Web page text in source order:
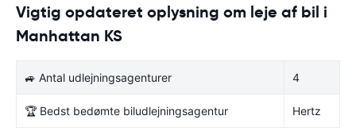
Vigtig opdateret oplysning om leje af bil i
Manhattan KS
🚙 Antal udlejningsagenturer 4
🏆 Bedst bedømte biludlejningsagentur Hertz